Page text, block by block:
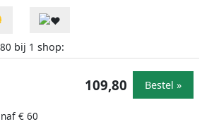
bij 1 shop:
€ 60
109,80 Bestel »